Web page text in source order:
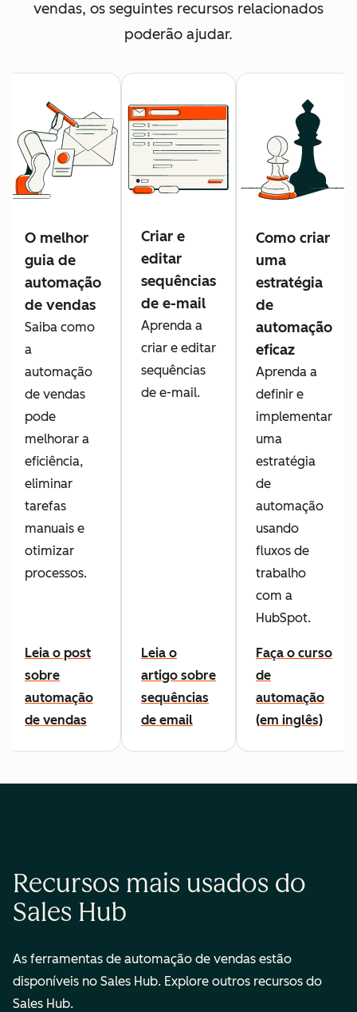
vendas, os seguintes recursos relacionados
poderão ajudar.
O melhor
guia de
automação
de vendas
Saiba como
a
automação
de vendas
pode
melhorar a
eficiência,
eliminar
tarefas
manuais e
otimizar
processos.
Leia o post
sobre
automação
de vendas
Criar e
editar
sequências
de e-mail
Aprenda a
criar e editar
sequências
de e-mail.
Leia o
artigo sobre
sequências
de email
Como criar
uma
estratégia
de
automação
eficaz
Aprenda a
definir e
implementar
uma
estratégia
de
automação
usando
fluxos de
trabalho
com a
HubSpot.
Faça o curso
de
automação
(em inglês)
Recursos mais usados do
Sales Hub
As ferramentas de automação de vendas estão
disponíveis no Sales Hub. Explore outros recursos do
Sales Hub.